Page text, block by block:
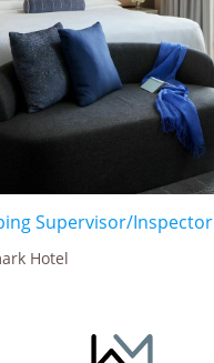
Supervisor/Inspector
Hotel